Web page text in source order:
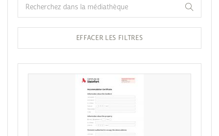
EFFACER LES FILTRES